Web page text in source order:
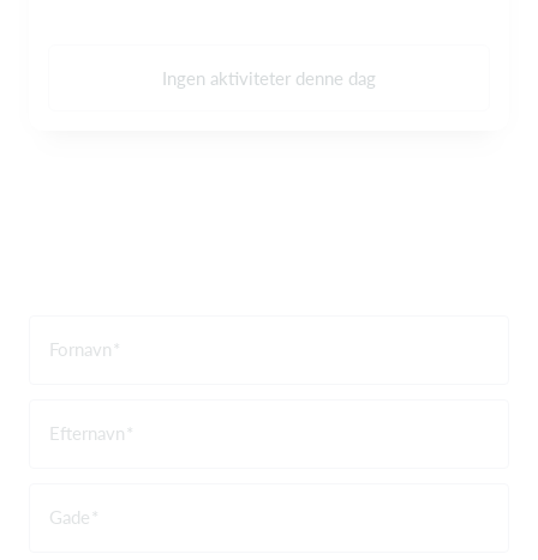
Ingen aktiviteter denne dag
Fornavn
Efternavn
Gade